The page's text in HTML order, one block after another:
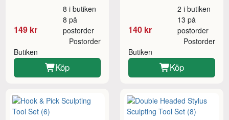
149 kr
8 i butiken
8 på
postorder
Butiken
Postorder
Köp
140 kr
2 i butiken
13 på
postorder
Butiken
Postorder
Köp